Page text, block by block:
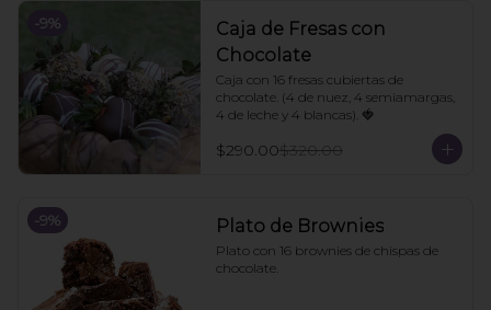
-9%
Caja de Fresas con
Chocolate
Caja con 16 fresas cubiertas de
chocolate. (4 de nuez, 4 semiamargas,
4 de leche y 4 blancas). 🍓
$290.00$320.00
-9% Plato de Brownies
Plato con 16 brownies de chispas de
chocolate.